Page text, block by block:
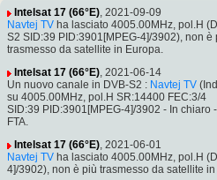
Intelsat 17 (66°E), 2021-09-09
Navtej TV ha lasciato 4005.00MHz, pol.H
S2 SID:39 PID:3901[MPEG-4]/3902), non è
trasmesso da satellite in Europa.
Intelsat 17 (66°E), 2021-06-14
Un nuovo canale in DVB-S2 : Navtej TV
su 4005.00MHz, pol.H SR:14400 FEC:3/4
SID:39 PID:3901[MPEG-4]/3902 - In chiaro -
FTA.
Intelsat 17 (66°E), 2021-06-01
Navtej TV ha lasciato 4005.00MHz, pol.H
4]/3902), non è più trasmesso da satellite